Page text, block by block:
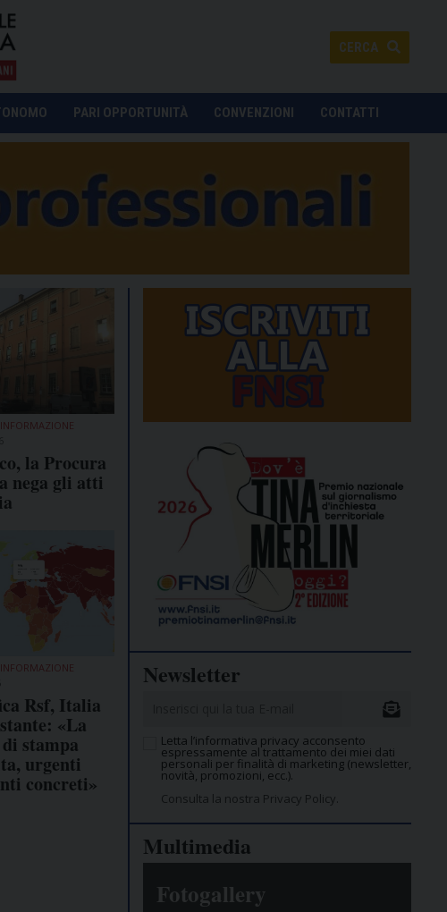
CERCA
PARI OPPORTUNITÀ CONVENZIONI CONTATTI
la Procura
nega gli atti
Rsf, Italia
«La
stampa
urgenti
concreti»
Newsletter
Letta l’informativa privacy acconsento
espressamente al trattamento dei miei dati
personali per finalità di marketing (newsletter,
novità, promozioni, ecc.).
Consulta la nostra Privacy Policy.
Multimedia
Fotogallery